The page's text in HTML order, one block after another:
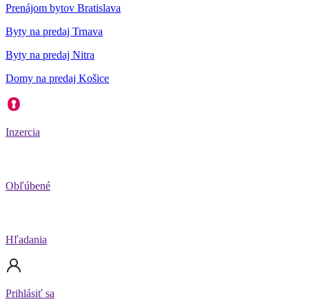
Prenájom bytov Bratislava
Byty na predaj Trnava
Byty na predaj Nitra
Domy na predaj Košice
Inzercia
Obľúbené
Hľadania
Prihlásiť sa